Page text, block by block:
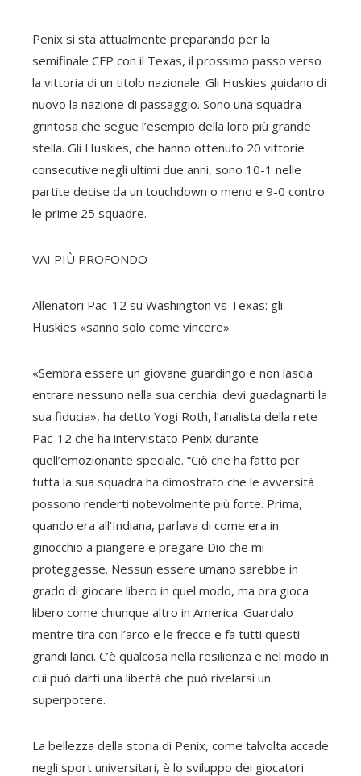
Penix si sta attualmente preparando per la
semifinale CFP con il Texas, il prossimo passo verso
la vittoria di un titolo nazionale. Gli Huskies guidano di
nuovo la nazione di passaggio. Sono una squadra
grintosa che segue l’esempio della loro più grande
stella. Gli Huskies, che hanno ottenuto 20 vittorie
consecutive negli ultimi due anni, sono 10-1 nelle
partite decise da un touchdown o meno e 9-0 contro
le prime 25 squadre.
VAI PIÙ PROFONDO
Allenatori Pac-12 su Washington vs Texas: gli
Huskies «sanno solo come vincere»
«Sembra essere un giovane guardingo e non lascia
entrare nessuno nella sua cerchia: devi guadagnarti la
sua fiducia», ha detto Yogi Roth, l’analista della rete
Pac-12 che ha intervistato Penix durante
quell’emozionante speciale. “Ciò che ha fatto per
tutta la sua squadra ha dimostrato che le avversità
possono renderti notevolmente più forte. Prima,
quando era all’Indiana, parlava di come era in
ginocchio a piangere e pregare Dio che mi
proteggesse. Nessun essere umano sarebbe in
grado di giocare libero in quel modo, ma ora gioca
libero come chiunque altro in America. Guardalo
mentre tira con l’arco e le frecce e fa tutti questi
grandi lanci. C’è qualcosa nella resilienza e nel modo in
cui può darti una libertà che può rivelarsi un
superpotere.
La bellezza della storia di Penix, come talvolta accade
negli sport universitari, è lo sviluppo dei giocatori